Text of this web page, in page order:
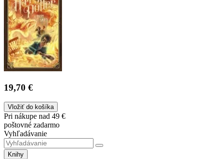
19,70 €
Vložiť do košíka
Pri nákupe nad 49 €
poštovné zadarmo
Vyhľadávanie
Knihy